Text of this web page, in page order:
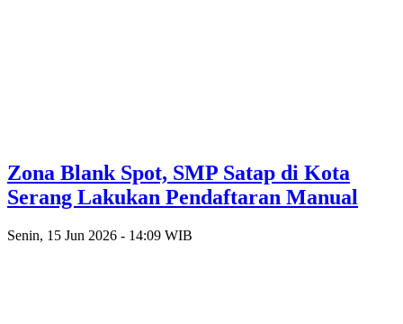
Zona Blank Spot, SMP Satap di Kota
Serang Lakukan Pendaftaran Manual
Senin, 15 Jun 2026 - 14:09 WIB